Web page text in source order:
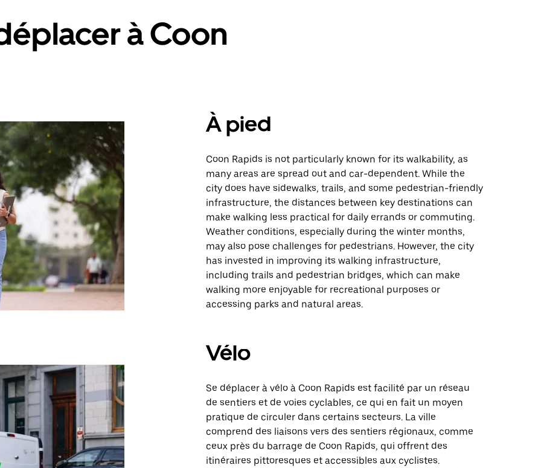
à Coon
À pied
Coon Rapids is not particularly known for its walkability, as
many areas are spread out and car-dependent. While the
city does have sidewalks, trails, and some pedestrian-friendly
infrastructure, the distances between key destinations can
make walking less practical for daily errands or commuting.
Weather conditions, especially during the winter months,
may also pose challenges for pedestrians. However, the city
has invested in improving its walking infrastructure,
including trails and pedestrian bridges, which can make
walking more enjoyable for recreational purposes or
accessing parks and natural areas.
Vélo
Se déplacer à vélo à Coon Rapids est facilité par un réseau
de sentiers et de voies cyclables, ce qui en fait un moyen
pratique de circuler dans certains secteurs. La ville
comprend des liaisons vers des sentiers régionaux, comme
ceux près du barrage de Coon Rapids, qui offrent des
itinéraires pittoresques et accessibles aux cyclistes.